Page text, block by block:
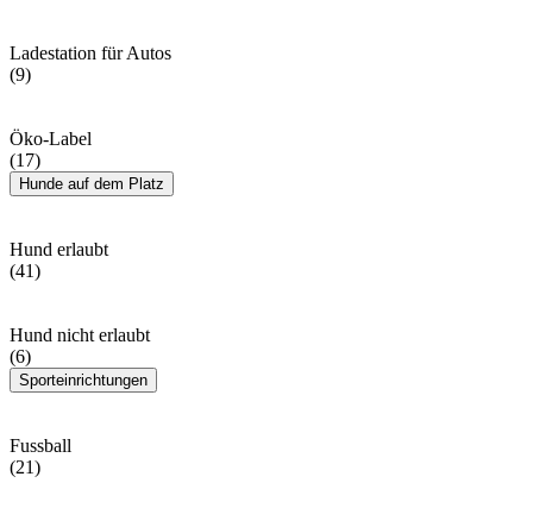
Ladestation für Autos
(9)
Öko-Label
(17)
Hunde auf dem Platz
Hund erlaubt
(41)
Hund nicht erlaubt
(6)
Sporteinrichtungen
Fussball
(21)